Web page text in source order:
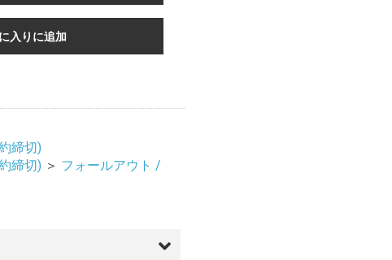
入りに追加
締切)
締切) ＞ フォールアウト /